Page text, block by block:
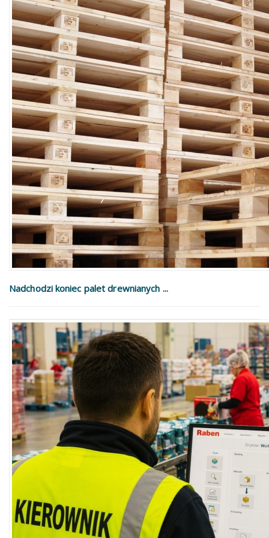
Nadchodzi koniec palet drewnianych ...